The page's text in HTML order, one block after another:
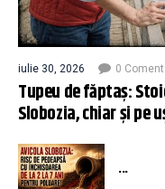
iulie 30, 2026 0
Tupeu de făptaș:
Slobozia, chiar și pe
...